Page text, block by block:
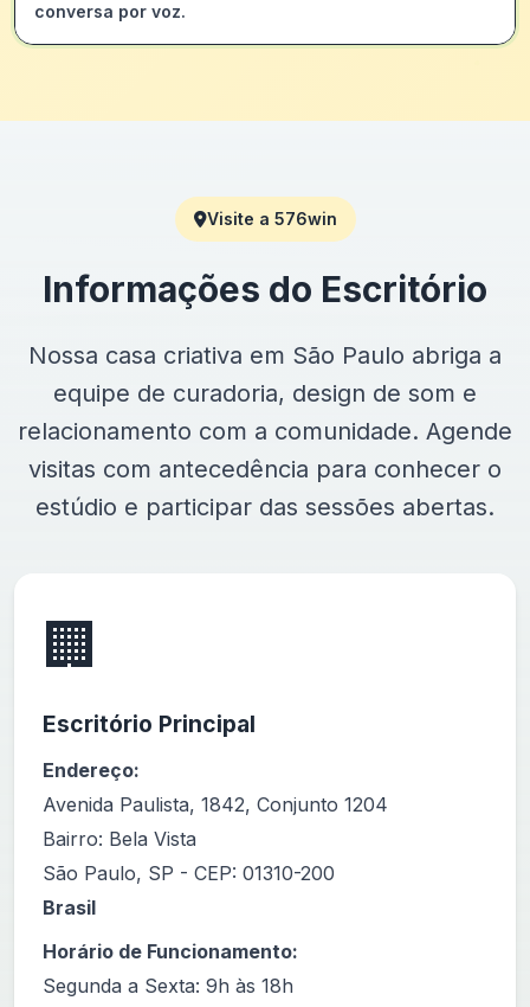
conversa por voz.
Visite a 576win
Informações do Escritório
Nossa casa criativa em São Paulo abriga a
equipe de curadoria, design de som e
relacionamento com a comunidade. Agende
visitas com antecedência para conhecer o
estúdio e participar das sessões abertas.
🏢
Escritório Principal
Endereço:
Avenida Paulista, 1842, Conjunto 1204
Bairro: Bela Vista
São Paulo, SP - CEP: 01310-200
Brasil
Horário de Funcionamento:
Segunda a Sexta: 9h às 18h